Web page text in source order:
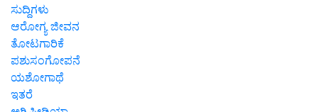
ಸುದ್ದಿಗಳು
ಆರೋಗ್ಯ ಜೀವನ
ತೋಟಗಾರಿಕೆ
ಪಶುಸಂಗೋಪನೆ
ಯಶೋಗಾಥೆ
ಇತರೆ